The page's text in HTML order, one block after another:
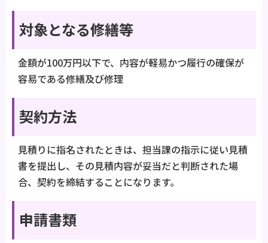
対象となる修繕等
金額が100万円以下で、内容が軽易かつ履行の確保が
容易である修繕及び修理
契約方法
見積りに指名されたときは、担当課の指示に従い見積
書を提出し、その見積内容が妥当だと判断された場
合、契約を締結することになります。
申請書類